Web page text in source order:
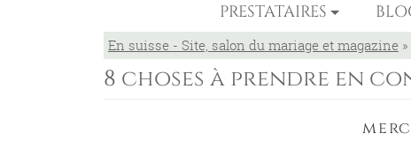
PRESTATAIRES
En suisse - Site, salon du mariage et magazine »
8 choses à prendre en